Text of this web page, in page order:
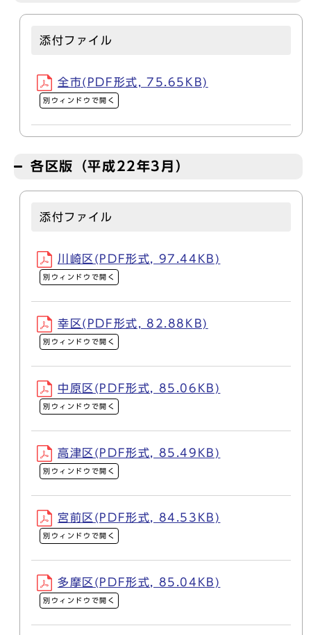
添付ファイル
全市(PDF形式, 75.65KB)
別ウィンドウで開く
各区版（平成22年3月）
添付ファイル
川崎区(PDF形式, 97.44KB)
別ウィンドウで開く
幸区(PDF形式, 82.88KB)
別ウィンドウで開く
中原区(PDF形式, 85.06KB)
別ウィンドウで開く
高津区(PDF形式, 85.49KB)
別ウィンドウで開く
宮前区(PDF形式, 84.53KB)
別ウィンドウで開く
多摩区(PDF形式, 85.04KB)
別ウィンドウで開く